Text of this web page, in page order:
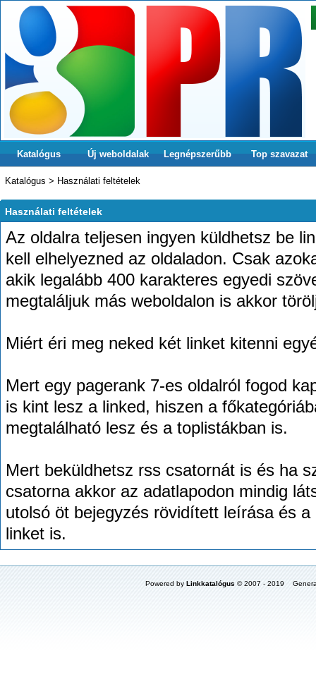
Katalógus Új weboldalak Legnépszerűbb Top szavazat
Katalógus > Használati feltételek
Használati feltételek
Az oldalra teljesen ingyen küldhetsz be
kell elhelyezned az oldaladon. Csak
akik legalább 400 karakteres egyedi
megtaláljuk más weboldalon is akkor
Miért éri meg neked két linket kitenni
Mert egy pagerank 7-es oldalról fogod
is kint lesz a linked, hiszen a
megtalálható lesz és a toplistákban is.
Mert beküldhetsz rss csatornát is és ha
csatorna akkor az adatlapodon mindig
utolsó öt bejegyzés rövidített leírása és
linket is.
Powered by Linkkatalógus © 2007 - 2019